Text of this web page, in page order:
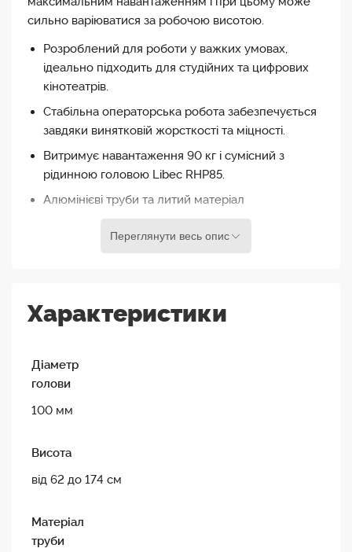
сильно варіюватися за робочою висотою.
Розроблений для роботи у важких умовах,
ідеально підходить для студійних та цифрових
кінотеатрів.
Стабільна операторська робота забезпечується
завдяки винятковій жорсткості та міцності.
Витримує навантаження 90 кг і сумісний з
рідинною головою Libec RHP85.
Алюмінієві труби та литий матеріал
Діапазон висоти 62 до 174 см (вимірюється за
Важить 6.5 кг.
Властивості Трипода Libec T103B
Конструкція з подвійною стійкою
Максимальна висота 174 см з додатковою
розтяжкою
Переглянути весь опис
Характеристики
Діаметр
голови
100 мм
Висота
від 62 до 174 см
Матеріал
труби